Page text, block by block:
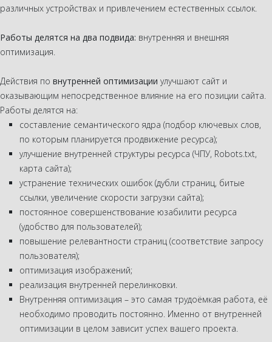
различных устройствах и привлечением естественных ссылок.
Работы делятся на два подвида: внутренняя и внешняя
оптимизация.
Действия по внутренней оптимизации улучшают сайт и
оказывающим непосредственное влияние на его позиции сайта.
Работы делятся на:
составление семантического ядра (подбор ключевых слов,
по которым планируется продвижение ресурса);
улучшение внутренней структуры ресурса (ЧПУ, Robots.txt,
карта сайта);
устранение технических ошибок (дубли страниц, битые
ссылки, увеличение скорости загрузки сайта);
постоянное совершенствование юзабилити ресурса
(удобство для пользователей);
повышение релевантности страниц (соответствие запросу
пользователя);
оптимизация изображений;
реализация внутренней перелинковки.
Внутренняя оптимизация – это самая трудоёмкая работа, её
необходимо проводить постоянно. Именно от внутренней
оптимизации в целом зависит успех вашего проекта.